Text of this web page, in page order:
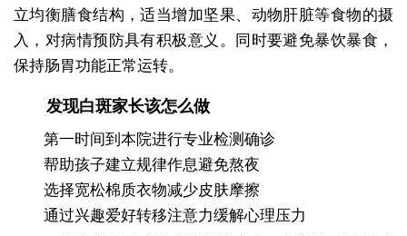
立均衡膳食结构，适当增加坚果、动物肝脏等食物的摄
入，对病情预防具有积极意义。同时要避免暴饮暴食，
保持肠胃功能正常运转。
发现白斑家长该怎么做
第一时间到本院进行专业检测确诊
帮助孩子建立规律作息避免熬夜
选择宽松棉质衣物减少皮肤摩擦
通过兴趣爱好转移注意力缓解心理压力